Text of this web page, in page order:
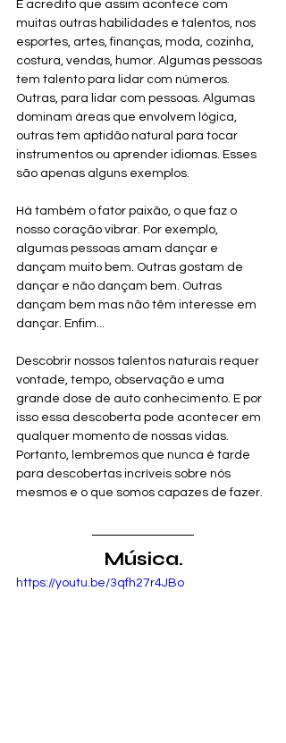
E acredito que assim acontece com
muitas outras habilidades e talentos, nos
esportes, artes, finanças, moda, cozinha,
costura, vendas, humor. Algumas pessoas
tem talento para lidar com números.
Outras, para lidar com pessoas. Algumas
dominam áreas que envolvem lógica,
outras tem aptidão natural para tocar
instrumentos ou aprender idiomas. Esses
são apenas alguns exemplos.
Há também o fator paixão, o que faz o
nosso coração vibrar. Por exemplo,
algumas pessoas amam dançar e
dançam muito bem. Outras gostam de
dançar e não dançam bem. Outras
dançam bem mas não têm interesse em
dançar. Enfim...
Descobrir nossos talentos naturais requer
vontade, tempo, observação e uma
grande dose de auto conhecimento. E por
isso essa descoberta pode acontecer em
qualquer momento de nossas vidas.
Portanto, lembremos que nunca é tarde
para descobertas incríveis sobre nós
mesmos e o que somos capazes de fazer.
Música.
https://youtu.be/3qfh27r4JBo